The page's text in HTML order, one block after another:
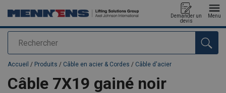
Rechercher
Demander un
devis
Menu
Ajouté au panier
Accueil / Produits / Câble en acier & Cordes / Câble d'acier
Câble 7X19 gainé noir